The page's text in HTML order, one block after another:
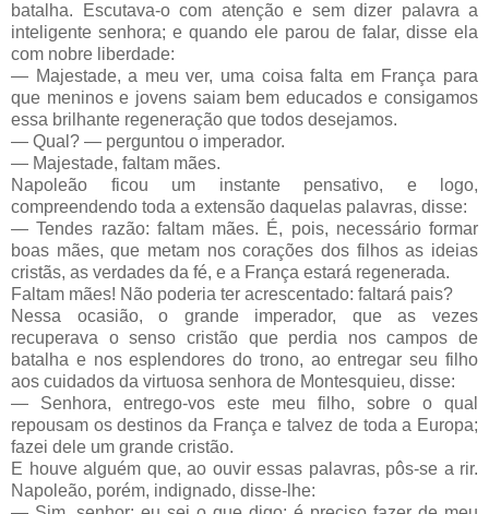
batalha. Escutava-o com atenção e sem dizer palavra a
inteligente senhora; e quando ele parou de falar, disse ela
com nobre liberdade:
— Majestade, a meu ver, uma coisa falta em França para
que meninos e jovens saiam bem educados e consigamos
essa brilhante regeneração que todos desejamos.
— Qual? — perguntou o imperador.
— Majestade, faltam mães.
Napoleão ficou um instante pensativo, e logo,
compreendendo toda a extensão daquelas palavras, disse:
— Tendes razão: faltam mães. É, pois, necessário formar
boas mães, que metam nos corações dos filhos as ideias
cristãs, as verdades da fé, e a França estará regenerada.
Faltam mães! Não poderia ter acrescentado: faltará pais?
Nessa ocasião, o grande imperador, que as vezes
recuperava o senso cristão que perdia nos campos de
batalha e nos esplendores do trono, ao entregar seu filho
aos cuidados da virtuosa senhora de Montesquieu, disse:
— Senhora, entrego-vos este meu filho, sobre o qual
repousam os destinos da França e talvez de toda a Europa;
fazei dele um grande cristão.
E houve alguém que, ao ouvir essas palavras, pôs-se a rir.
Napoleão, porém, indignado, disse-lhe: